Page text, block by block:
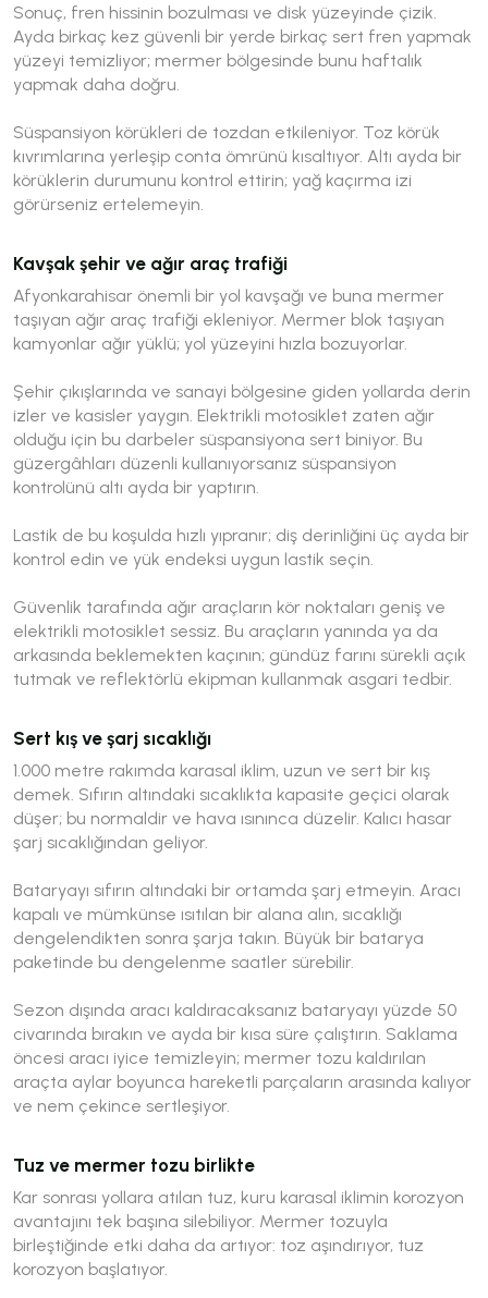
Sonuç, fren hissinin bozulması ve disk yüzeyinde çizik.
Ayda birkaç kez güvenli bir yerde birkaç sert fren yapmak
yüzeyi temizliyor; mermer bölgesinde bunu haftalık
yapmak daha doğru.
Süspansiyon körükleri de tozdan etkileniyor. Toz körük
kıvrımlarına yerleşip conta ömrünü kısaltıyor. Altı ayda bir
körüklerin durumunu kontrol ettirin; yağ kaçırma izi
görürseniz ertelemeyin.
Kavşak şehir ve ağır araç trafiği
Afyonkarahisar önemli bir yol kavşağı ve buna mermer
taşıyan ağır araç trafiği ekleniyor. Mermer blok taşıyan
kamyonlar ağır yüklü; yol yüzeyini hızla bozuyorlar.
Şehir çıkışlarında ve sanayi bölgesine giden yollarda derin
izler ve kasisler yaygın. Elektrikli motosiklet zaten ağır
olduğu için bu darbeler süspansiyona sert biniyor. Bu
güzergâhları düzenli kullanıyorsanız süspansiyon
kontrolünü altı ayda bir yaptırın.
Lastik de bu koşulda hızlı yıpranır; diş derinliğini üç ayda bir
kontrol edin ve yük endeksi uygun lastik seçin.
Güvenlik tarafında ağır araçların kör noktaları geniş ve
elektrikli motosiklet sessiz. Bu araçların yanında ya da
arkasında beklemekten kaçının; gündüz farını sürekli açık
tutmak ve reflektörlü ekipman kullanmak asgari tedbir.
Sert kış ve şarj sıcaklığı
1.000 metre rakımda karasal iklim, uzun ve sert bir kış
demek. Sıfırın altındaki sıcaklıkta kapasite geçici olarak
düşer; bu normaldir ve hava ısınınca düzelir. Kalıcı hasar
şarj sıcaklığından geliyor.
Bataryayı sıfırın altındaki bir ortamda şarj etmeyin. Aracı
kapalı ve mümkünse ısıtılan bir alana alın, sıcaklığı
dengelendikten sonra şarja takın. Büyük bir batarya
paketinde bu dengelenme saatler sürebilir.
Sezon dışında aracı kaldıracaksanız bataryayı yüzde 50
civarında bırakın ve ayda bir kısa süre çalıştırın. Saklama
öncesi aracı iyice temizleyin; mermer tozu kaldırılan
araçta aylar boyunca hareketli parçaların arasında kalıyor
ve nem çekince sertleşiyor.
Tuz ve mermer tozu birlikte
Kar sonrası yollara atılan tuz, kuru karasal iklimin korozyon
avantajını tek başına silebiliyor. Mermer tozuyla
birleştiğinde etki daha da artıyor: toz aşındırıyor, tuz
korozyon başlatıyor.